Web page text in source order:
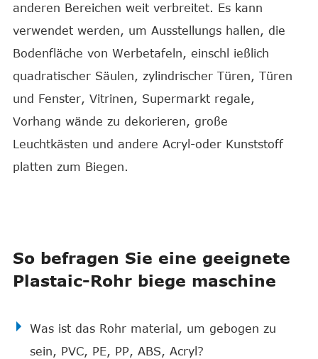
anderen Bereichen weit verbreitet. Es kann
verwendet werden, um Ausstellungs hallen, die
Bodenfläche von Werbetafeln, einschl ießlich
quadratischer Säulen, zylindrischer Türen, Türen
und Fenster, Vitrinen, Supermarkt regale,
Vorhang wände zu dekorieren, große
Leuchtkästen und andere Acryl-oder Kunststoff
platten zum Biegen.
So befragen Sie eine geeignete
Plastaic-Rohr biege maschine
Was ist das Rohr material, um gebogen zu
sein, PVC, PE, PP, ABS, Acryl?